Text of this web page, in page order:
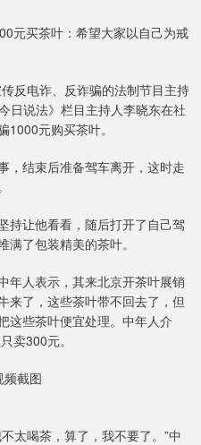
元买茶叶：希望大家以自己为戒
反电诈、反诈骗的法制节目主持
日说法》栏目主持人李晓东在社
元购买茶叶。
，结束后准备驾车离开，这时走
持让他看看，随后打开了自己驾
了包装精美的茶叶。
年人表示，其来北京开茶叶展销
来了，这些茶叶带不回去了，但
这些茶叶便宜处理。中年人介
卖300元。
频截图
太喝茶，算了，我不要了。”中